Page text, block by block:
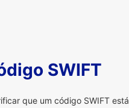
SWIFT
que um código SWIFT está